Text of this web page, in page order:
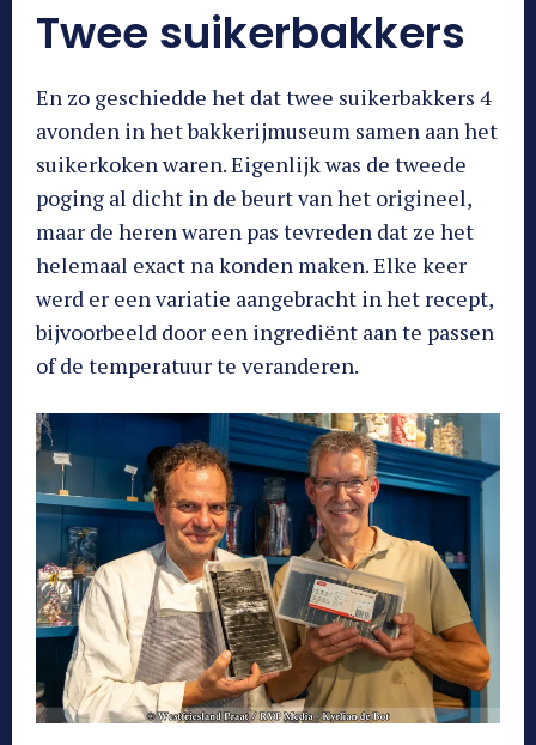
Twee suikerbakkers
En zo geschiedde het dat twee suikerbakkers 4
avonden in het bakkerijmuseum samen aan het
suikerkoken waren. Eigenlijk was de tweede
poging al dicht in de beurt van het origineel,
maar de heren waren pas tevreden dat ze het
helemaal exact na konden maken. Elke keer
werd er een variatie aangebracht in het recept,
bijvoorbeeld door een ingrediënt aan te passen
of de temperatuur te veranderen.